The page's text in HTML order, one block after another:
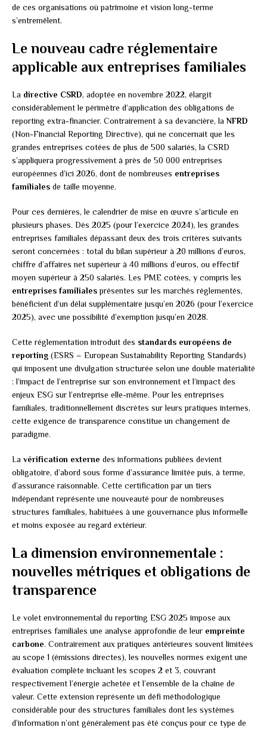
de ces organisations où patrimoine et vision long-terme
s’entremêlent.
Le nouveau cadre réglementaire
applicable aux entreprises familiales
La directive CSRD, adoptée en novembre 2022, élargit
considérablement le périmètre d’application des obligations de
reporting extra-financier. Contrairement à sa devancière, laNFRD
(Non-Financial Reporting Directive), qui ne concernait que les
grandes entreprises cotées de plus de 500 salariés, la CSRD
s’appliquera progressivement à près de 50 000 entreprises
européennes d’ici 2026, dont de nombreuses entreprises
familiales de taille moyenne.
Pour ces dernières, le calendrier de mise en œuvre s’articule en
plusieurs phases. Dès 2025 (pour l’exercice 2024), les grandes
entreprises familiales dépassant deux des trois critères suivants
seront concernées : total du bilan supérieur à 20 millions d’euros,
chiffre d’affaires net supérieur à 40 millions d’euros, ou effectif
moyen supérieur à 250 salariés. Les PME cotées, y compris les
entreprises familialesprésentes sur les marchés réglementés,
bénéficient d’un délai supplémentaire jusqu’en 2026 (pour l’exercice
2025), avec une possibilité d’exemption jusqu’en 2028.
Cette réglementation introduit des standards européens de
reporting (ESRS – European Sustainability Reporting Standards)
qui imposent une divulgation structurée selon une double matérialité
: l’impact de l’entreprise sur son environnement et l’impact des
enjeux ESG sur l’entreprise elle-même. Pour les entreprises
familiales, traditionnellement discrètes sur leurs pratiques internes,
cette exigence de transparence constitue un changement de
paradigme.
La vérification externe des informations publiées devient
obligatoire, d’abord sous forme d’assurance limitée puis, à terme,
d’assurance raisonnable. Cette certification par un tiers
indépendant représente une nouveauté pour de nombreuses
structures familiales, habituées à une gouvernance plus informelle
et moins exposée au regard extérieur.
La dimension environnementale :
nouvelles métriques et obligations de
transparence
Le volet environnemental du reporting ESG 2025 impose aux
entreprises familiales une analyse approfondie de leur empreinte
carbone. Contrairement aux pratiques antérieures souvent limitées
au scope 1 (émissions directes), les nouvelles normes exigent une
évaluation complète incluant les scopes 2 et 3, couvrant
respectivement l’énergie achetée et l’ensemble de la chaîne de
valeur. Cette extension représente un défi méthodologique
considérable pour des structures familiales dont les systèmes
d’information n’ont généralement pas été conçus pour ce type de